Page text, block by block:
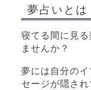
夢占いとは
寝てる間に見
ませんか？
夢には自分の
セージが隠され